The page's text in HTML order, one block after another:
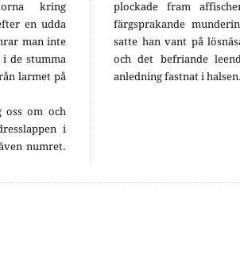
kring
en udda
man inte
de stumma
larmet på
oss om och
i
numret.
plockade fram
färgsprakande
satte han vant på
och det befriande
anledning fastnat i halsen.